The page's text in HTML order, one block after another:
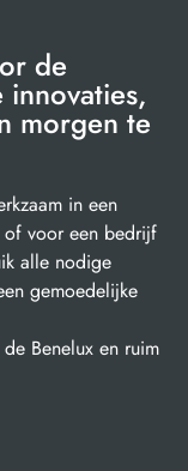
de
morgen te
in een
of voor een bedrijf
alle nodige
gemoedelijke
Benelux en ruim